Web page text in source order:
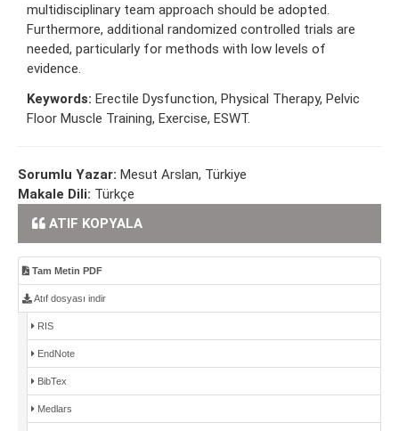
multidisciplinary team approach should be adopted.
Furthermore, additional randomized controlled trials are
needed, particularly for methods with low levels of
evidence.
Keywords: Erectile Dysfunction, Physical Therapy, Pelvic
Floor Muscle Training, Exercise, ESWT.
Sorumlu Yazar: Mesut Arslan, Türkiye
Makale Dili: Türkçe
ATIF KOPYALA
Tam Metin PDF
Atıf dosyası indir
RIS
EndNote
BibTex
Medlars